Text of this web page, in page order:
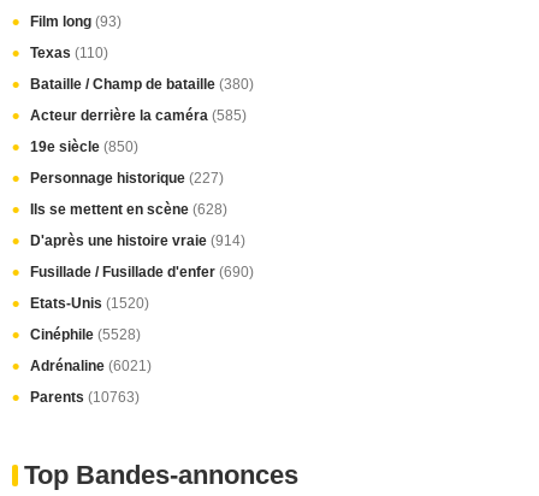
Film long (93)
Texas (110)
Bataille / Champ de bataille (380)
Acteur derrière la caméra (585)
19e siècle (850)
Personnage historique (227)
Ils se mettent en scène (628)
D'après une histoire vraie (914)
Fusillade / Fusillade d'enfer (690)
Etats-Unis (1520)
Cinéphile (5528)
Adrénaline (6021)
Parents (10763)
Top Bandes-annonces